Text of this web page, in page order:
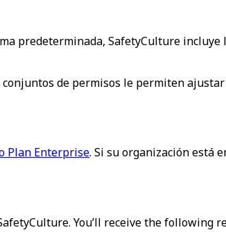
predeterminada, SafetyCulture incluye
de permisos le permiten
Plan Enterprise. Si su organización está
You’ll receive the following